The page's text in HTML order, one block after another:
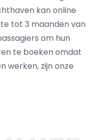
kan online
tot 3 maanden van
om hun
te boeken omdat
werken, zijn onze